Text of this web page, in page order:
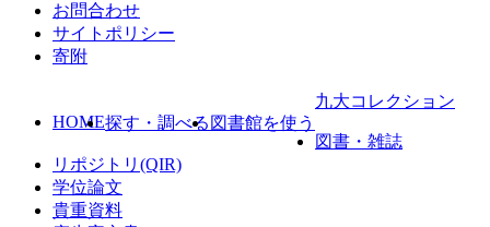
お問合わせ
サイトポリシー
寄附
HOME探す・調べる 図書館を使う
九大コレクション
図書・雑誌
リポジトリ(QIR)
学位論文
貴重資料